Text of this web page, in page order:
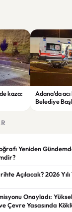
kaza:
Adana’da
Belediye
Yeniden
Açılacak? 2026
Onayladı:
Çevre Yasasında